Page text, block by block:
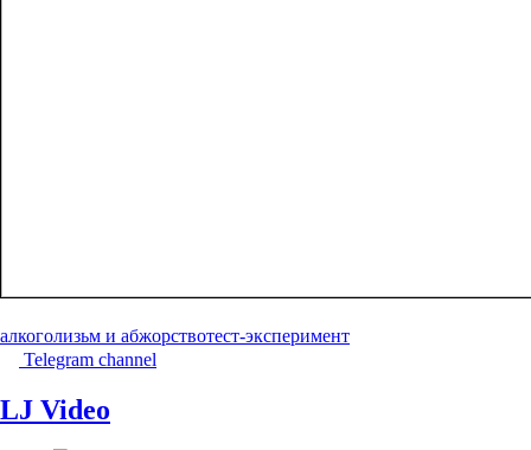
алкоголизьм и абжорствотест-эксперимент
Telegram channel
LJ Video